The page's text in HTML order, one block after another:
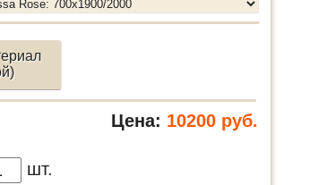
Цена: 10200 руб.
шт.